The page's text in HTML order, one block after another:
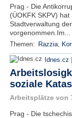
Prag - Die
(ÚOKFK SKPV)
Stadtverwaltung
vorgenommen.Im...
Themen: Razzia,
Idnes.cz |
soziale
Arbeitsplätze von
Prag - Die